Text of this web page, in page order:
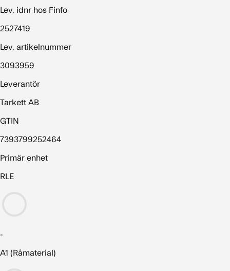
Lev. idnr hos Finfo
2527419
Lev. artikelnummer
3093959
Leverantör
Tarkett AB
GTIN
7393799252464
Primär enhet
RLE
-
A1 (Råmaterial)